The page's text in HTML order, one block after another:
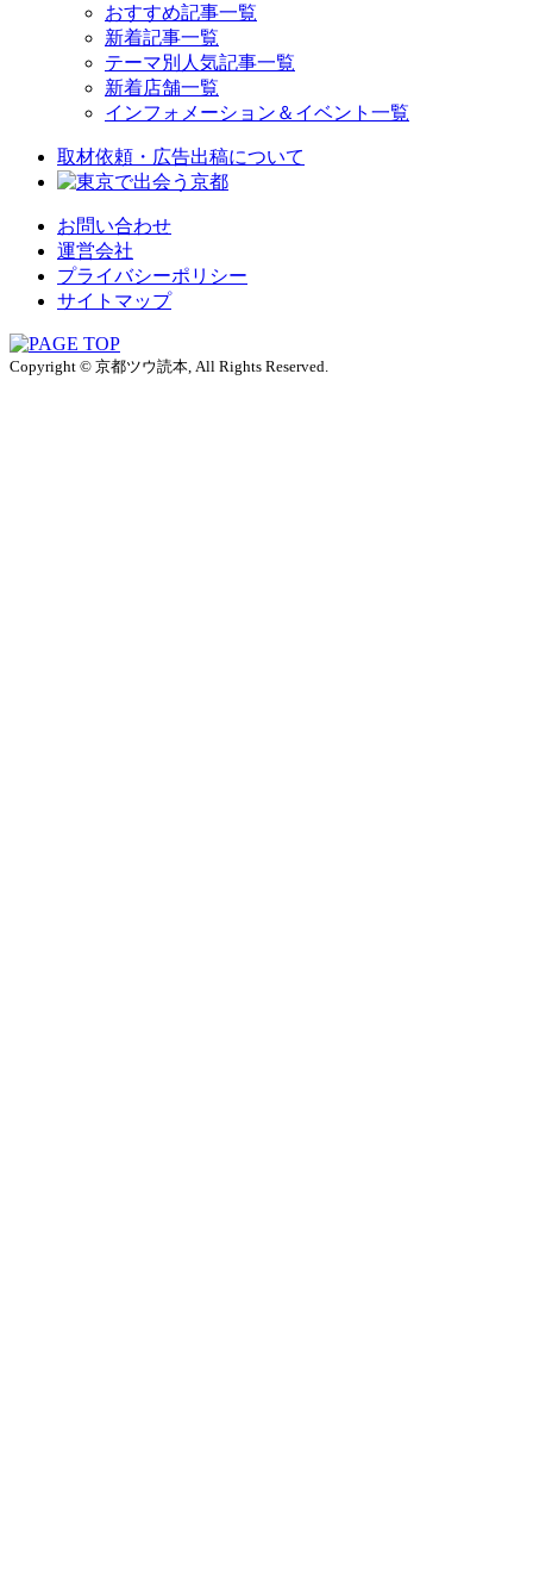
おすすめ記事一覧
新着記事一覧
テーマ別人気記事一覧
新着店舗一覧
インフォメーション＆イベント一覧
取材依頼・広告出稿について
お問い合わせ
運営会社
プライバシーポリシー
サイトマップ
Copyright © 京都ツウ読本, All Rights Reserved.